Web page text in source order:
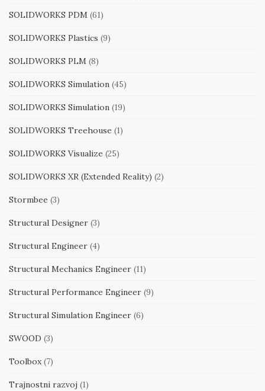
SOLIDWORKS PDM (61)
SOLIDWORKS Plastics (9)
SOLIDWORKS PLM (8)
SOLIDWORKS Simulation (45)
SOLIDWORKS Simulation (19)
SOLIDWORKS Treehouse (1)
SOLIDWORKS Visualize (25)
SOLIDWORKS XR (Extended Reality) (2)
Stormbee (3)
Structural Designer (3)
Structural Engineer (4)
Structural Mechanics Engineer (11)
Structural Performance Engineer (9)
Structural Simulation Engineer (6)
SWOOD (3)
Toolbox(7)
Trajnostni razvoj (1)